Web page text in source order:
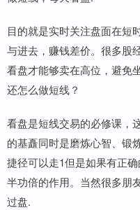
目的就是实时关注盘面在短
与进去，赚钱差价。很多股
看盘才能够卖在高位，避免
还怎么做短线？
看盘是短线交易的必修课，
的基矗同时是磨炼心智、锻
捷径可以走1但是如果有正
半功倍的作用。当然很多朋
过盘.